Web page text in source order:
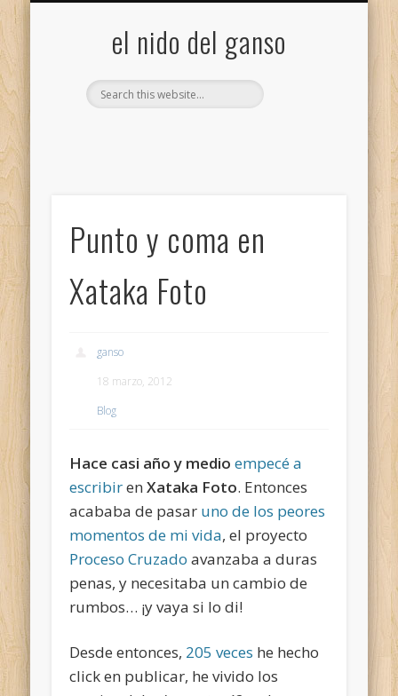
el nido del ganso
Punto y coma en
Xataka Foto
ganso
18 marzo, 2012
Blog
Hace casi año y medio empecé a
escribirenXataka Foto. Entonces
acababa de pasar uno de los peores
momentos de mi vida, el proyecto
Proceso Cruzado avanzaba a duras
penas, y necesitaba un cambio de
rumbos… ¡y vaya si lo di!
Desde entonces, 205 veces he hecho
click en publicar, he vivido los